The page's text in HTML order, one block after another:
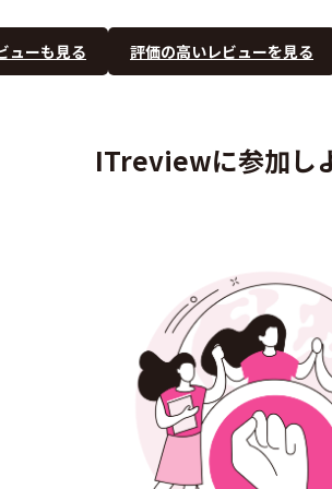
ューも見る 評価の高いレビューを見る
ITreviewに参加し